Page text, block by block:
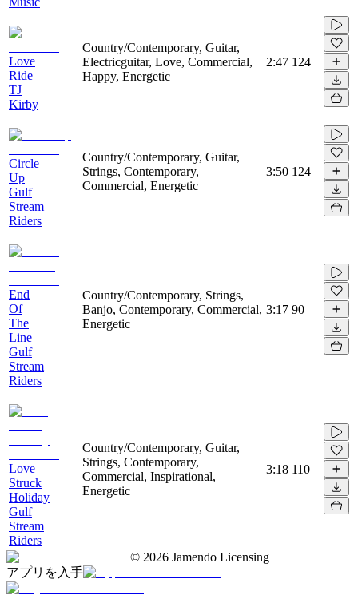
Love
Ride
TJ
Kirby
Country/Contemporary, Guitar,
Electricguitar, Love, Commercial,
Happy, Energetic
2:47 124
Circle
Up
Gulf
Stream
Riders
Country/Contemporary, Guitar,
Strings, Contemporary,
Commercial, Energetic
3:50 124
End
Of
The
Line
Gulf
Stream
Riders
Country/Contemporary, Strings,
Banjo, Contemporary, Commercial,
Energetic
3:17 90
Love
Struck
Holiday
Gulf
Stream
Riders
Country/Contemporary, Guitar,
Strings, Contemporary,
Commercial, Inspirational,
Energetic
3:18 110
© 2026 Jamendo Licensing
アプリを入手